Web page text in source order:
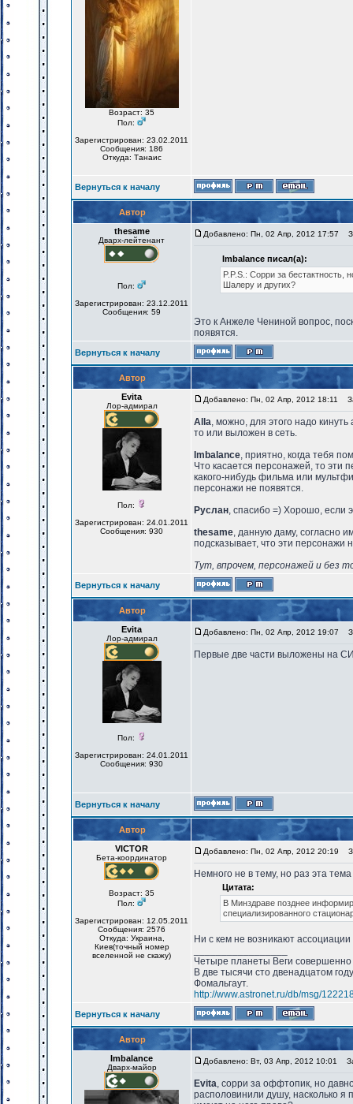
Возраст: 35
Пол:
Зарегистрирован: 23.02.2011
Сообщения: 186
Откуда: Танаис
Вернуться к началу
Автор
thesame
Дварх-лейтенант
Пол:
Зарегистрирован: 23.12.2011
Сообщения: 59
Добавлено: Пн, 02 Апр, 2012 17:57
Imbalance писал(а):
P.P.S.: Сорри за бестактность,
Шалеру и других?
Это к Анжеле Чениной вопрос,
появятся.
Вернуться к началу
Автор
Evita
Лор-адмирал
Пол:
Зарегистрирован: 24.01.2011
Сообщения: 930
Добавлено: Пн, 02 Апр, 2012 18:11
Alla, можно, для этого надо кинуть
то или выложен в сеть.
Imbalance, приятно, когда тебя
Что касается персонажей, то эти
какого-нибудь фильма или
персонажи не появятся.
Руслан, спасибо =) Хорошо, если
thesame, данную даму, согласно
подсказывает, что эти персонажи
Тут, впрочем, персонажей и без
Вернуться к началу
Автор
Evita
Лор-адмирал
Пол:
Зарегистрирован: 24.01.2011
Сообщения: 930
Добавлено: Пн, 02 Апр, 2012 19:07
Первые две части выложены на
Вернуться к началу
Автор
VICTOR
Бета-координатор
Возраст: 35
Пол:
Зарегистрирован: 12.05.2011
Сообщения: 2576
Откуда: Украина,
Киев(точный номер
вселенной не скажу)
Добавлено: Пн, 02 Апр, 2012 20:19
Немного не в тему, но раз эта
Цитата:
В Минздраве позднее
специализированного
Ни с кем не возникают
Четыре планеты Веги
В две тысячи сто двенадцатом
Фомальгаут.
http://www.astronet.ru/db/msg/
Вернуться к началу
Автор
Imbalance
Дварх-майор
Добавлено: Вт, 03 Апр, 2012 10:01
Evita, сорри за оффтопик, но
располовинили душу, насколько я